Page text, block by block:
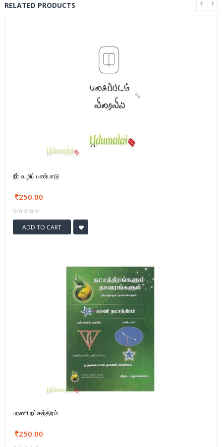
RELATED PRODUCTS
நீர் வழிப் பண்பாடு
250.00
ADD TO CART
பரணி நட்சத்திரம்
250.00